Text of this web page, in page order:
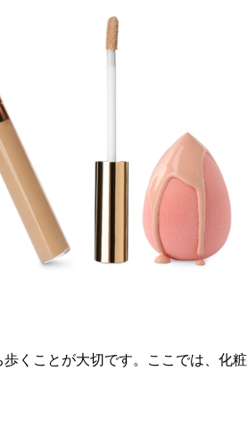
くことが大切です。ここでは、化粧